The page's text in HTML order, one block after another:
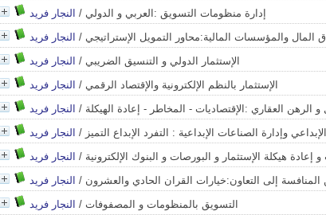
إدارة منظومات التسويق :العربي و الدولي / النجار فريد
المال والمؤسسات المالية:محاور التمويل الإستراتيجي / النجار فريد
الإستثمار الدولي و التنسيق الضريبي / النجار فريد
الإستثمار بالنظم الإلكترونية والإقتصاد الرقمي / النجار فريد
و الرهن العقاري :الإقتصاديات - المخاطر - إعادة الهيكلة / النجار فريد
الإبداعي وإدارة الصناعات الإبداعية : التفرد الإبداع التميز / النجار فريد
و إعادة هيكلة الإستثمار و البورصات و البنوك الإلكترونية / النجار فريد
المنافسة إلى التعاون:خيارات القران الحادي والعشرون / النجار فريد
التسويق بالمنظومات و المصفوفات / النجار فريد